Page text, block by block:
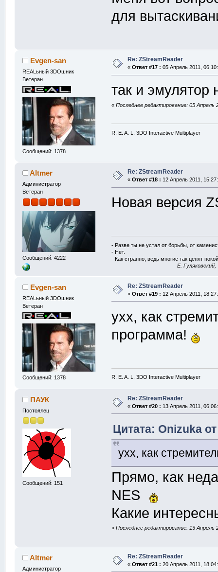
для
Evgen-san
REALьный 3DOшник
Ветеран
Сообщений: 1378
Re: ZStreamReader
« Ответ #17 : 05 Апрель 2011,
так и
«Последнее редактирование: 05 Апрель
R. E. A. L. 3DO Interactive Multiplayer
Altmer
Администратор
Ветеран
Сообщений: 4222
Re: ZStreamReader
« Ответ #18 : 12 Апрель 2011,
Новая версия
- Разве ты не устал от борьбы, от
- Нет.
- Как странно, ведь многие так ценят
E.
Evgen-san
REALьный 3DOшник
Ветеран
Сообщений: 1378
Re: ZStreamReader
« Ответ #19 : 12 Апрель 2011,
ухх, как
программа!
R. E. A. L. 3DO Interactive Multiplayer
ПАУК
Постоялец
Сообщений: 151
Re: ZStreamReader
« Ответ #20 : 13 Апрель 2011,
Цитата: Onizuka
ухх, как
Прямо, как
NES
Какие
«Последнее редактирование: 13 Апрель
Altmer
Администратор
Re: ZStreamReader
« Ответ #21 : 20 Апрель 2011,